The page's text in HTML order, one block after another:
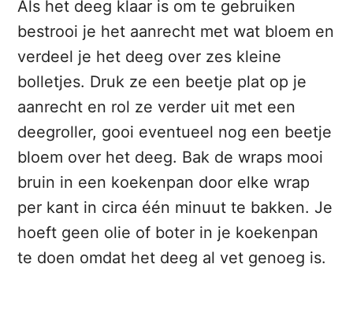
Als het deeg klaar is om te gebruiken
bestrooi je het aanrecht met wat bloem en
verdeel je het deeg over zes kleine
bolletjes. Druk ze een beetje plat op je
aanrecht en rol ze verder uit met een
deegroller, gooi eventueel nog een beetje
bloem over het deeg. Bak de wraps mooi
bruin in een koekenpan door elke wrap
per kant in circa één minuut te bakken. Je
hoeft geen olie of boter in je koekenpan
te doen omdat het deeg al vet genoeg is.